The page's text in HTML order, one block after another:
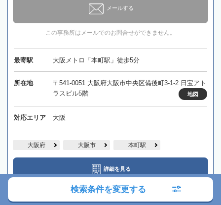
メールする
この事務所はメールでのお問合せができません。
最寄駅 大阪メトロ「本町駅」徒歩5分
所在地
〒541-0051 大阪府大阪市中央区備後町3-1-2 日宝アト
ラスビル5階
地図
対応エリア 大阪
大阪府 大阪市 本町駅
詳細を見る
検索条件を変更する